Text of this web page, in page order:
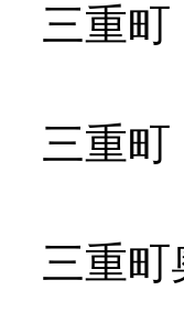
三重
三重
三重町